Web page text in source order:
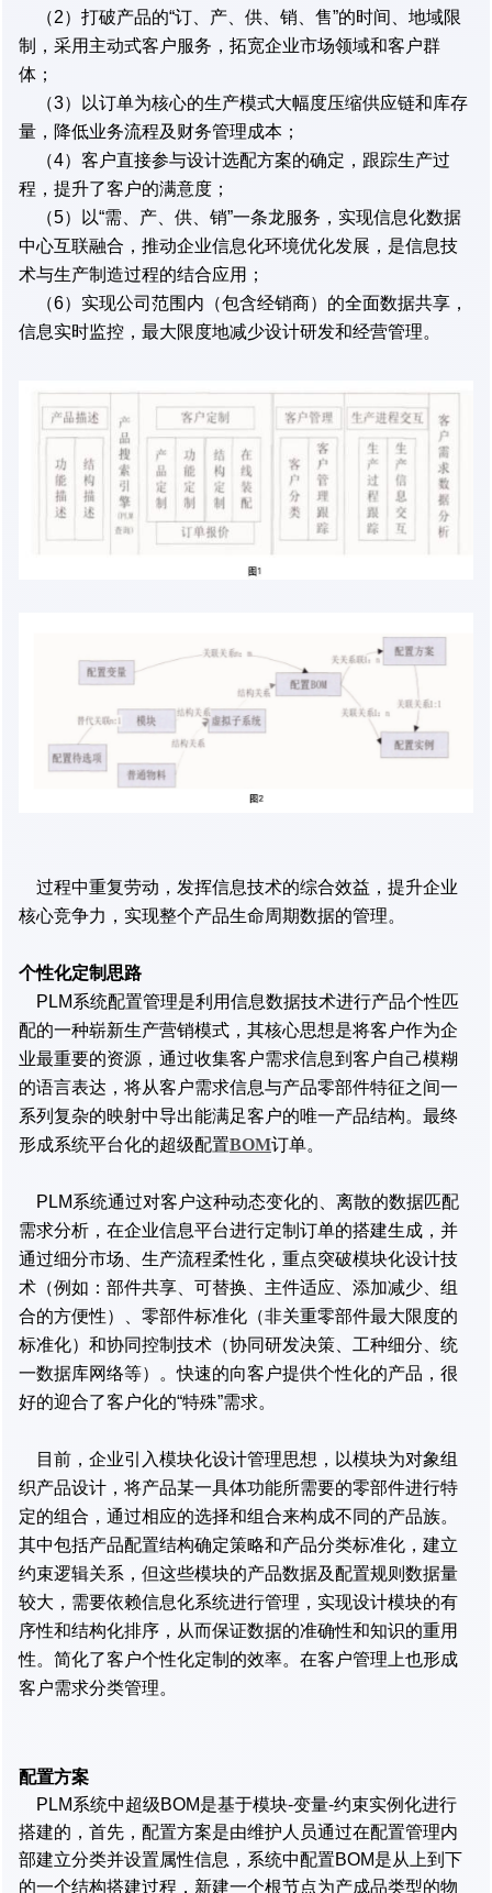
（2）打破产品的“订、产、供、销、售”的时间、地域限
制，采用主动式客户服务，拓宽企业市场领域和客户群
体；
（3）以订单为核心的生产模式大幅度压缩供应链和库存
量，降低业务流程及财务管理成本；
（4）客户直接参与设计选配方案的确定，跟踪生产过
程，提升了客户的满意度；
（5）以“需、产、供、销”一条龙服务，实现信息化数据
中心互联融合，推动企业信息化环境优化发展，是信息技
术与生产制造过程的结合应用；
（6）实现公司范围内（包含经销商）的全面数据共享，
信息实时监控，最大限度地减少设计研发和经营管理。
过程中重复劳动，发挥信息技术的综合效益，提升企业
核心竞争力，实现整个产品生命周期数据的管理。
个性化定制思路
PLM系统配置管理是利用信息数据技术进行产品个性匹
配的一种崭新生产营销模式，其核心思想是将客户作为企
业最重要的资源，通过收集客户需求信息到客户自己模糊
的语言表达，将从客户需求信息与产品零部件特征之间一
系列复杂的映射中导出能满足客户的唯一产品结构。最终
形成系统平台化的超级配置BOM订单。
PLM系统通过对客户这种动态变化的、离散的数据匹配
需求分析，在企业信息平台进行定制订单的搭建生成，并
通过细分市场、生产流程柔性化，重点突破模块化设计技
术（例如：部件共享、可替换、主件适应、添加减少、组
合的方便性）、零部件标准化（非关重零部件最大限度的
标准化）和协同控制技术（协同研发决策、工种细分、统
一数据库网络等）。快速的向客户提供个性化的产品，很
好的迎合了客户化的“特殊”需求。
目前，企业引入模块化设计管理思想，以模块为对象组
织产品设计，将产品某一具体功能所需要的零部件进行特
定的组合，通过相应的选择和组合来构成不同的产品族。
其中包括产品配置结构确定策略和产品分类标准化，建立
约束逻辑关系，但这些模块的产品数据及配置规则数据量
较大，需要依赖信息化系统进行管理，实现设计模块的有
序性和结构化排序，从而保证数据的准确性和知识的重用
性。简化了客户个性化定制的效率。在客户管理上也形成
客户需求分类管理。
配置方案
PLM系统中超级BOM是基于模块-变量-约束实例化进行
搭建的，首先，配置方案是由维护人员通过在配置管理内
部建立分类并设置属性信息，系统中配置BOM是从上到下
的一个结构搭建过程，新建一个根节点为产成品类型的物